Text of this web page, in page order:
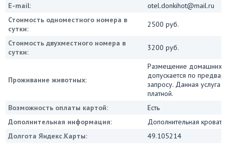
E-mail:
otel.donkihot@mail.ru
Стоимость одноместного номера в
сутки:
2500 руб.
Стоимость двухместного номера в
сутки:
3200 руб.
Проживание животных:
Размещение домашних
допускается по
запросу. Данная услуга
платной.
Возможность оплаты картой:
Есть
Дополнительная информация:
Дополнительная
Долгота Яндекс.Карты:
49.105214